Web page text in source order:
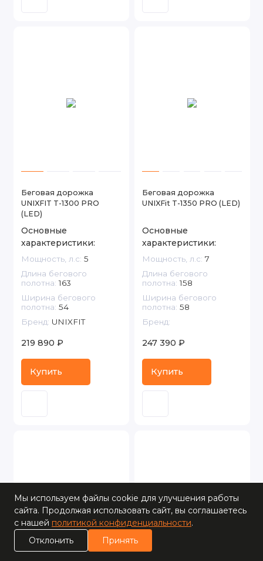
Каталог Поиск Корзина
Беговая дорожка
UNIXFIT T-1300 PRO
(LED)
Основные
характеристики:
Мощность, л.с: 5
Длина бегового
полотна: 163
Ширина бегового
полотна: 54
Бренд: UNIXFIT
219 890 ₽
Купить
Беговая дорожка
UNIXFit T-1350 PRO (LED)
Основные
характеристики:
Мощность, л.с: 7
Длина бегового
полотна: 158
Ширина бегового
полотна: 58
Бренд:
247 390 ₽
Купить
Мы используем файлы cookie для улучшения работы
сайта. Продолжая использовать сайт, вы соглашаетесь
с нашей политикой конфиденциальности.
Отклонить
Принять